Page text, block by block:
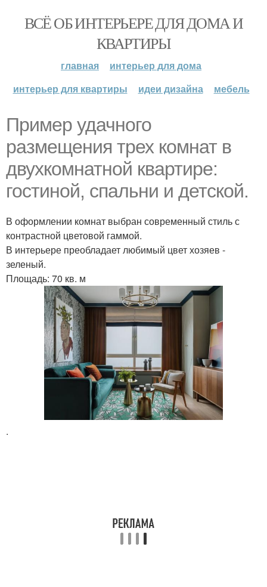
ВСЁ ОБ ИНТЕРЬЕРЕ ДЛЯ ДОМА И
КВАРТИРЫ
главная
интерьер для дома
интерьер для квартиры
идеи дизайна мебель
Пример удачного
размещения трех комнат в
двухкомнатной квартире:
гостиной, спальни и детской.
В оформлении комнат выбран современный стиль с
контрастной цветовой гаммой.
В интерьере преобладает любимый цвет хозяев -
зеленый.
Площадь: 70 кв. м
.